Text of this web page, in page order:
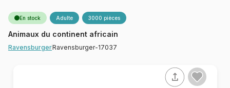
En stock Adulte 3000 pièces
Animaux du continent africain
RavensburgerRavensburger-17037